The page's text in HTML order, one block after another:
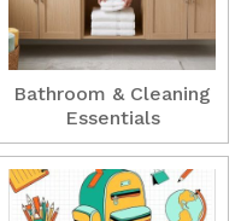
Bathroom & Cleaning
Essentials